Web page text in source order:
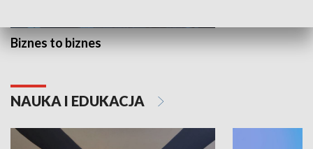
Biznes to biznes
NAUKA I EDUKACJA